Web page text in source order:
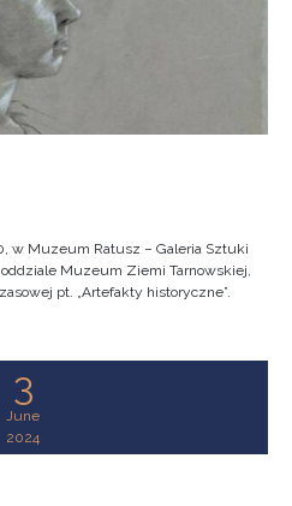
w Muzeum Ratusz – Galeria Sztuki
oddziale Muzeum Ziemi Tarnowskiej,
pt. „Artefakty historyczne”.
3
June
2024